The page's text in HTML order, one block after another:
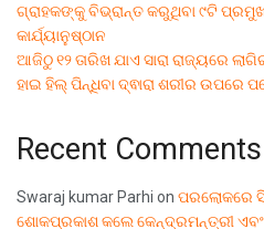
ଗ୍ରାହକଙ୍କୁ ବିଭ୍ରାନ୍ତ କରୁଥିବା ୯ଟି
କାର୍ଯ୍ୟାନୁଷ୍ଠାନ
ଆଜିଠୁ ୧୨ ତାରିଖ ଯାଏ ସାରା ରାଜ୍ୟରେ
ହାଇ ହିଲ୍ ପିନ୍ଧିବା ଦ୍ଵାରା ଶରୀର ଉପରେ
Recent Comments
Swaraj kumar Parhi on ପରଲୋକରେ
ଶୋକପ୍ରକାଶ କଲେ କେନ୍ଦ୍ରମନ୍ତ୍ରୀ